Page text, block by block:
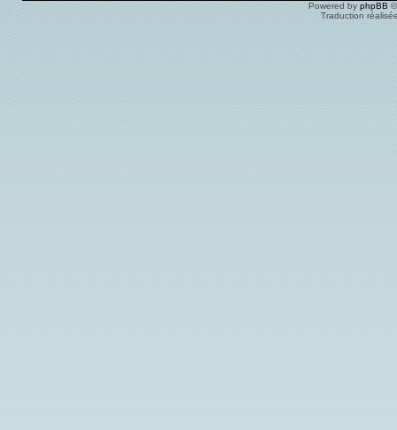
Powered by phpBB
Traduction